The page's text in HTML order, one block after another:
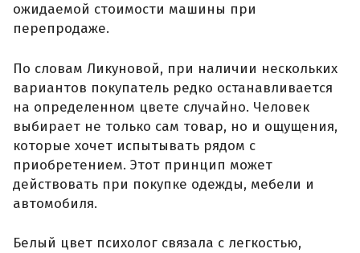
ожидаемой стоимости машины при
перепродаже.
По словам Ликуновой, при наличии нескольких
вариантов покупатель редко останавливается
на определенном цвете случайно. Человек
выбирает не только сам товар, но и ощущения,
которые хочет испытывать рядом с
приобретением. Этот принцип может
действовать при покупке одежды, мебели и
автомобиля.
Белый цвет психолог связала с легкостью,